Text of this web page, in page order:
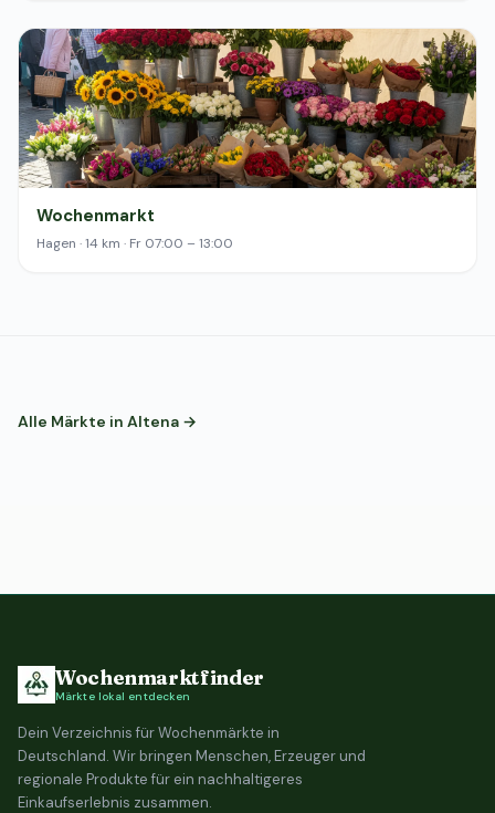
Wochenmarkt
Hagen · 14 km · Fr 07:00 – 13:00
Alle Märkte in Altena →
Wochenmarktfinder
Märkte lokal entdecken
Dein Verzeichnis für Wochenmärkte in
Deutschland. Wir bringen Menschen, Erzeuger und
regionale Produkte für ein nachhaltigeres
Einkaufserlebnis zusammen.